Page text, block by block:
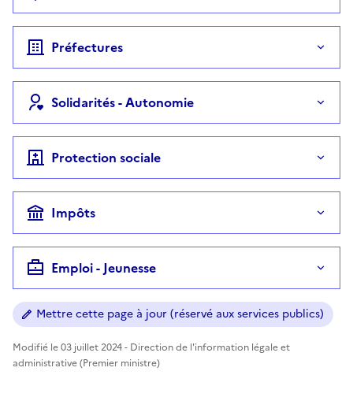
Préfectures
Solidarités - Autonomie
Protection sociale
Impôts
Emploi - Jeunesse
Mettre cette page à jour (réservé aux services publics)
Modifié le 03 juillet 2024 - Direction de l'information légale et
administrative (Premier ministre)